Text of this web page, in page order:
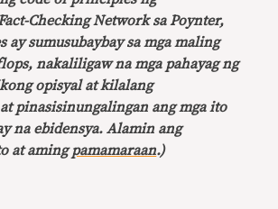
Checking Network sa Poynter,
ay sumusubaybay sa mga maling
nakaliligaw na mga pahayag ng
opisyal at kilalang
pinasisinungalingan ang mga ito
na ebidensya. Alamin ang
at amingpamamaraan.)